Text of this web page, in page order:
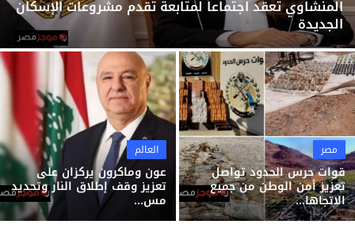
المنشاوي تعقد اجتماعاً لمتابعة تقدم مشروعات الإسكان
الجديدة
مصر
قوات حرس الحدود تواصل
تعزيز أمن الوطن من جميع
الاتجاها...
العالم
عون وماكرون يركزان على
تعزيز وقف إطلاق النار وتحديد
مس...